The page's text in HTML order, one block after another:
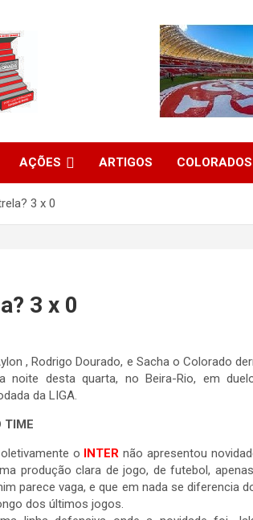
AÇÕES ARTIGOS
3 x 0
3 x 0
, Rodrigo Dourado, e Sacha o Colorado
noite desta quarta, no Beira-Rio, em
da LIGA.
TIME
o INTER não apresentou
produção clara de jogo, de futebol,
parece vaga, e que em nada se diferencia
dos últimos jogos.